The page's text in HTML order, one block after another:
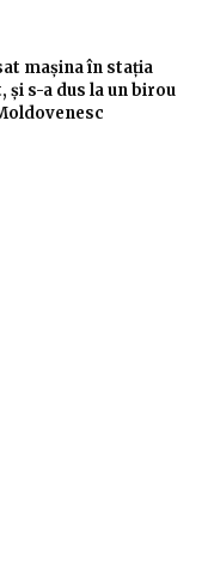
mașina în stația
s-a dus la un birou